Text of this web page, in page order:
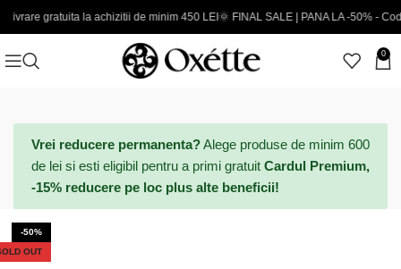
la achizitii de minim 450 LEI🌞 FINAL SALE | PANA LA -50% - Coduri noi
0
Vrei reducere permanenta?Alege produse de minim 600
de lei si esti eligibil pentru a primi gratuit Cardul Premium,
-15% reducere pe loc plus alte beneficii!
-50%
OUT